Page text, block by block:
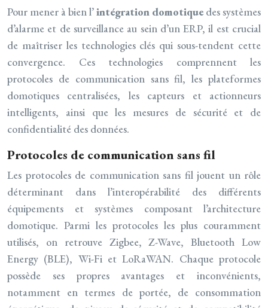
Pour mener à bien l’intégration domotique des systèmes
d’alarme et de surveillance au sein d’un ERP, il est crucial
de maîtriser les technologies clés qui sous-tendent cette
convergence. Ces technologies comprennent les
protocoles de communication sans fil, les plateformes
domotiques centralisées, les capteurs et actionneurs
intelligents, ainsi que les mesures de sécurité et de
confidentialité des données.
Protocoles de communication sans fil
Les protocoles de communication sans fil jouent un rôle
déterminant dans l’interopérabilité des différents
équipements et systèmes composant l’architecture
domotique. Parmi les protocoles les plus couramment
utilisés, on retrouve Zigbee, Z-Wave, Bluetooth Low
Energy (BLE), Wi-Fi et LoRaWAN. Chaque protocole
possède ses propres avantages et inconvénients,
notamment en termes de portée, de consommation